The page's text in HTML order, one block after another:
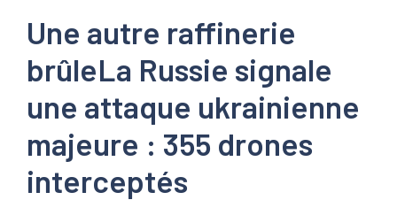
Une autre raffinerie
brûleLa Russie signale
une attaque ukrainienne
majeure : 355 drones
interceptés